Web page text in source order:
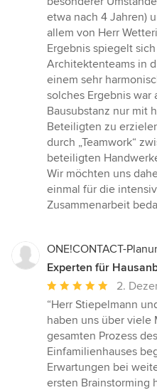
etwa nach 4 Jahren)
allem von Herr
Ergebnis spiegelt
Architektenteams in
einem sehr
solches Ergebnis
Bausubstanz nur mit
Beteiligten zu
durch „Teamwork“
beteiligten
Wir möchten uns
einmal für die
Zusammenarbeit
ONE!CONTACT-
Experten für
Durchschnittliche
Bewertung:
5
von
5
Sternen
2.
“Herr Stiepelmann
haben uns über viele
gesamten Prozess
Einfamilienhauses
Erwartungen bei
ersten Brainstorming